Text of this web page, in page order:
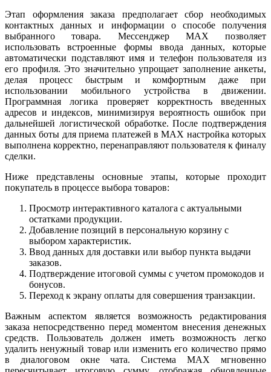
Этап оформления заказа предполагает сбор необходимых
контактных данных и информации о способе получения
выбранного товара. Мессенджер MAX позволяет
использовать встроенные формы ввода данных, которые
автоматически подставляют имя и телефон пользователя из
его профиля. Это значительно упрощает заполнение анкеты,
делая процесс быстрым и комфортным даже при
использовании мобильного устройства в движении.
Программная логика проверяет корректность введенных
адресов и индексов, минимизируя вероятность ошибок при
дальнейшей логистической обработке. После подтверждения
данных боты для приема платежей в MAX настройка которых
выполнена корректно, перенаправляют пользователя к финалу
сделки.
Ниже представлены основные этапы, которые проходит
покупатель в процессе выбора товаров:
Просмотр интерактивного каталога с актуальными
остатками продукции.
Добавление позиций в персональную корзину с
выбором характеристик.
Ввод данных для доставки или выбор пункта выдачи
заказов.
Подтверждение итоговой суммы с учетом промокодов и
бонусов.
Переход к экрану оплаты для совершения транзакции.
Важным аспектом является возможность редактирования
заказа непосредственно перед моментом внесения денежных
средств. Пользователь должен иметь возможность легко
удалить ненужный товар или изменить его количество прямо
в диалоговом окне чата. Система MAX мгновенно